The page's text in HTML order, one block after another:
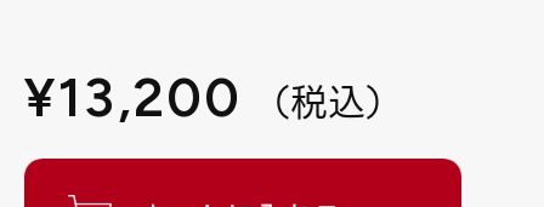
¥13,200 （税込）